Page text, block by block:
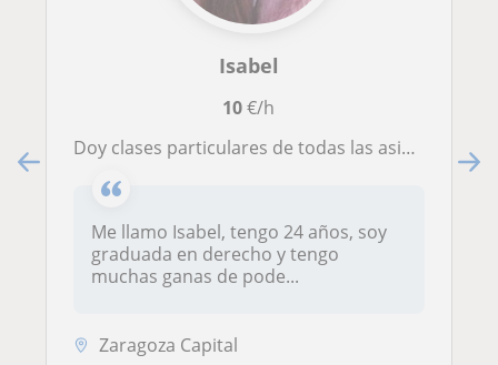
Isabel
10€/h
Doy clases particulares de todas las asignaturas
Me llamo Isabel, tengo 24 años, soy
graduada en derecho y tengo
muchas ganas de pode...
Zaragoza Capital